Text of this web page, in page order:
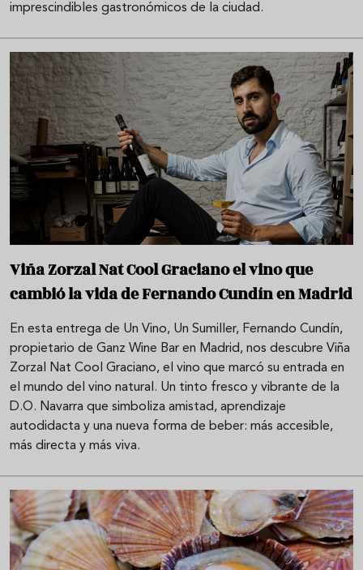
imprescindibles gastronómicos de la ciudad.
Viña Zorzal Nat Cool Graciano el vino que
cambió la vida de Fernando Cundín en Madrid
En esta entrega de Un Vino, Un Sumiller, Fernando Cundín,
propietario de Ganz Wine Bar en Madrid, nos descubre Viña
Zorzal Nat Cool Graciano, el vino que marcó su entrada en
el mundo del vino natural. Un tinto fresco y vibrante de la
D.O. Navarra que simboliza amistad, aprendizaje
autodidacta y una nueva forma de beber: más accesible,
más directa y más viva.